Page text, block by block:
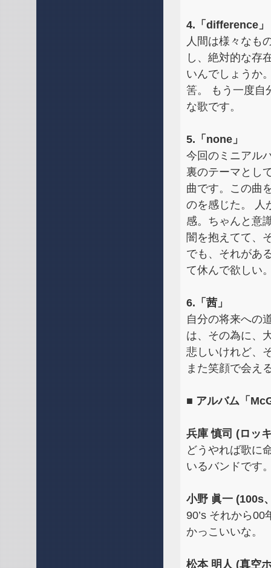
4.「difference」
人間は様々なも
し、絶対的な存
いんでしょうか
筈。 もう一度自
な歌です。
5.「none」
今回のミニアル
裏のテーマとし
曲です。この曲
のを感じた。 人
感。ちゃんと意
闇を抱えてて、
でも、それがあ
て休んで欲しい
6.「茜」
自分の将来への
は、その為に、
悲しいけれど、
また笑顔で会え
■ アルバム「
兵庫 慎司 (ロッ
どうやれば歌に
いるバンドです
小野 眞一 (100s
90’s それから
かっこいいな。
松本 明人 (真空